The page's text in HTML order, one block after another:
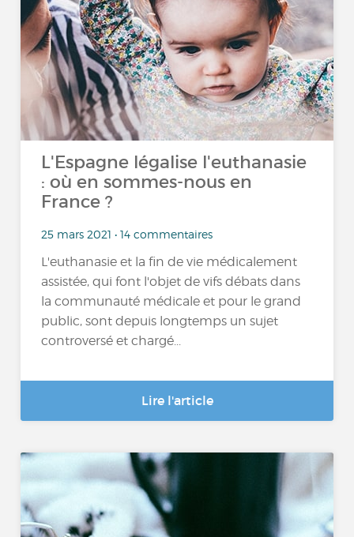
L'Espagne légalise l'euthanasie
: où en sommes-nous en
France ?
25 mars 2021 • 14 commentaires
L'euthanasie et la fin de vie médicalement
assistée, qui font l'objet de vifs débats dans
la communauté médicale et pour le grand
public, sont depuis longtemps un sujet
controversé et chargé...
Lire l'article